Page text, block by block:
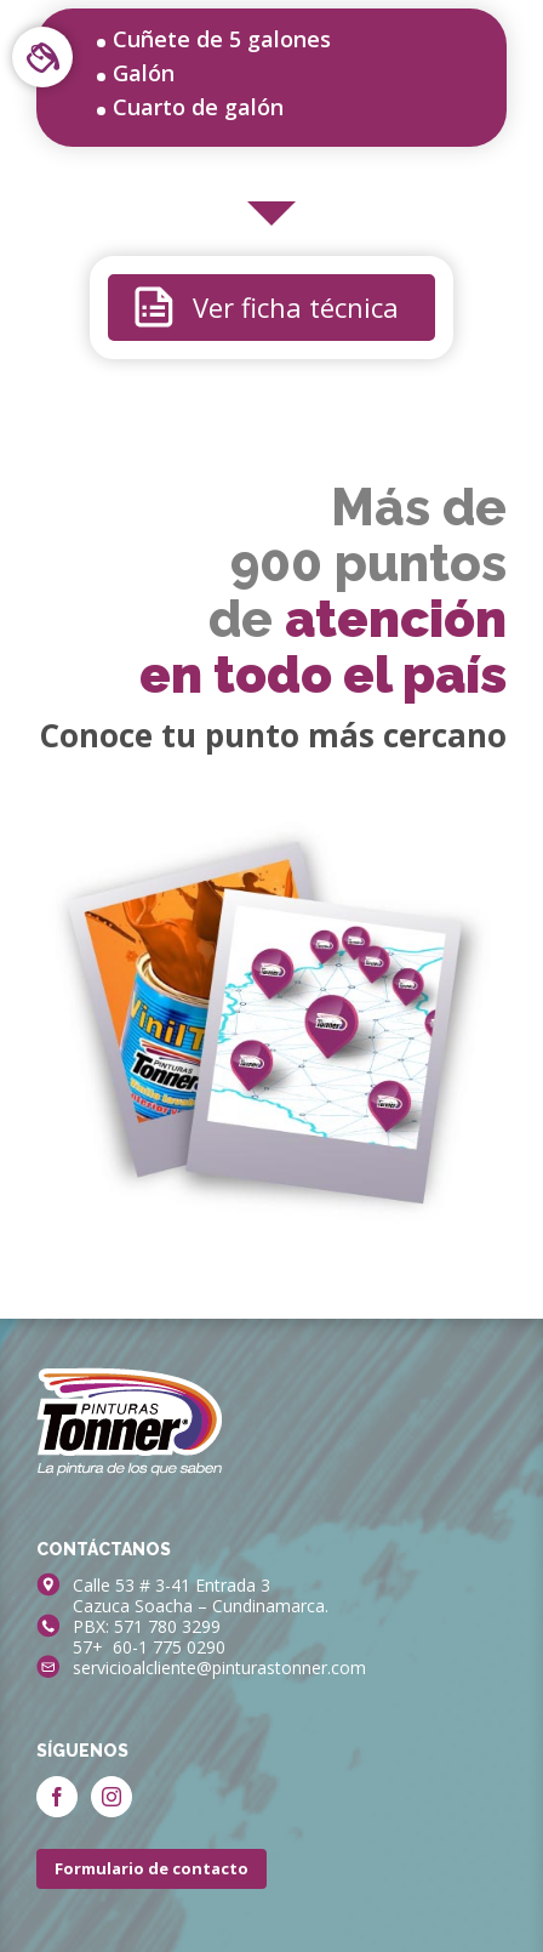
Cuñete de 5 galones
Galón
Cuarto de galón
Ver ficha técnica
Más de
900 puntos
de atención
en todo el país
Conoce tu punto más cercano
CONTÁCTANOS
Calle 53 # 3-41 Entrada 3
Cazuca Soacha – Cundinamarca.
PBX: 571 780 3299
57+ 60-1 775 0290
servicioalcliente@pinturastonner.com
SÍGUENOS
Formulario de contacto